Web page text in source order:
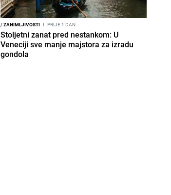
/ZANIMLJIVOSTI I PRIJE 1 DAN
Stoljetni zanat pred nestankom: U
Veneciji sve manje majstora za izradu
gondola